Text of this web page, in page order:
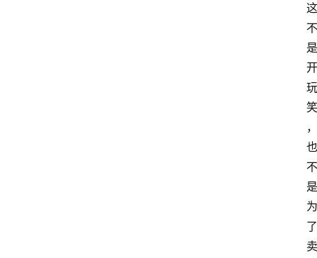
这
不
是
开
玩
笑
，
也
不
是
为
了
卖